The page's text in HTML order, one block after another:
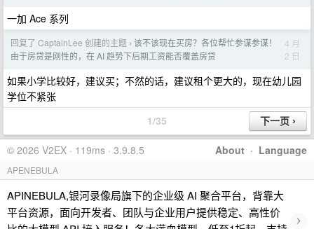
一加 Ace 系列
回复了 CaptainLee 创建的主题 › 该不该现在买房？各位帮忙参谋参谋！
由于房贷是刚性的，在 AI 趋势下后期工资能否覆盖房贷
4 月
2 日
如果小学比较好，建议买；不然的话，建议租个更大的，现在幼儿园
学位不紧张
1/35
About · Language
© 2026 V2EX · 119ms · 3.9.8.5
APENEBULA
APINEBULA,银河录像局旗下的企业级 AI 聚合平台，背靠大
平台资源，面向开发者、团队与企业用户提供稳定、高性价
›